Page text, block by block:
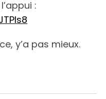
:
y’a pas mieux.